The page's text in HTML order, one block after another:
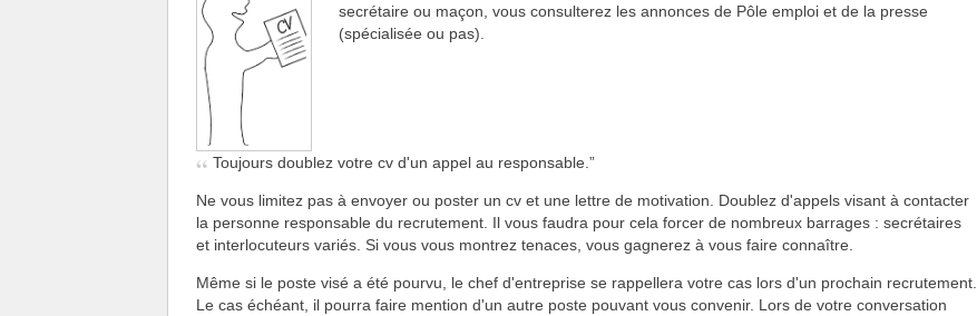
secrétaire ou maçon, vous consulterez les annonces de Pôle emploi et de la presse
(spécialisée ou pas).
Toujours doublez votre cv d'un appel au responsable.
Ne vous limitez pas à envoyer ou poster un cv et une lettre de motivation. Doublez d'appels visant à contacter
la personne responsable du recrutement. Il vous faudra pour cela forcer de nombreux barrages : secrétaires
et interlocuteurs variés. Si vous vous montrez tenaces, vous gagnerez à vous faire connaître.
Même si le poste visé a été pourvu, le chef d'entreprise se rappellera votre cas lors d'un prochain recrutement.
Le cas échéant, il pourra faire mention d'un autre poste pouvant vous convenir. Lors de votre conversation